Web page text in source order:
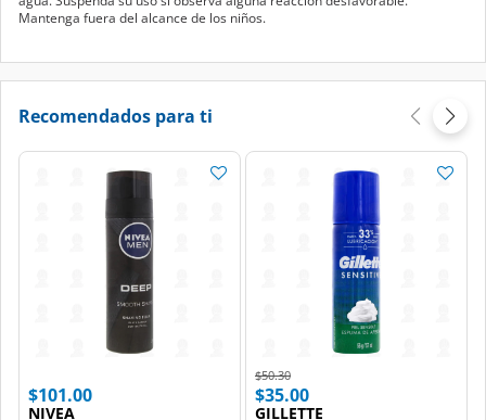
Mantenga fuera del alcance de los niños.
Recomendados para ti
$101.00
NIVEA
Price reduced from
$50.30to
$35.00
GILLETTE